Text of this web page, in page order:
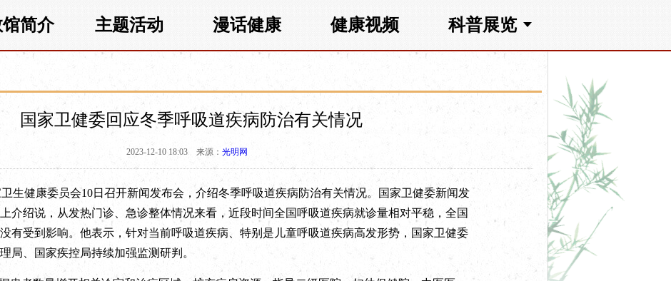
简介 主题活动 漫话健康 健康视频 科普展览
国家卫健委回应冬季呼吸道疾病防治有关情况
2023-12-10 18:03 来源： 光明网
生健康委员会10日召开新闻发布会，介绍冬季呼吸道疾病防治有关情况。国家卫健委新闻发
介绍说，从发热门诊、急诊整体情况来看， 近段时间全国呼吸道疾病就诊量相对平稳，全国
有受到影响。 他表示，针对当前呼吸道疾病、特别是儿童呼吸道疾病高发形势，国家卫健委
局、国家疾控局持续加强监测研判。